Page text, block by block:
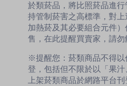
於類菸品，將比照菸品進
持管制菸害之高標準，對上
加熱菸及其必要組合元件
售，在此提醒買賣家，請勿
※提醒您：菸類商品不得以
登，包括但不限於以「果
上架菸類商品於網路平台